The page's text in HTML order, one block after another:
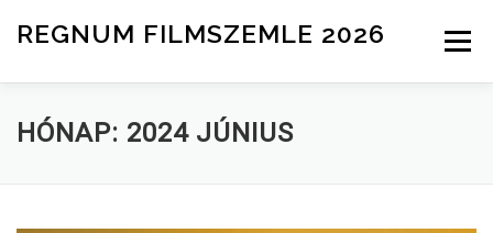
REGNUM FILMSZEMLE 2026 Menü
INFO ZSŰRI HÍREK NEVEZÉS
HÓNAP: 2024 JÚNIUS